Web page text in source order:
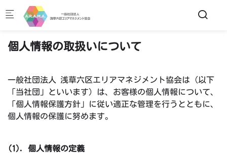
Skip to main content
個人情報の取扱いについて
一般社団法人 浅草六区エリアマネジメント協会は（以下
「当社団」といいます）は、お客様の個人情報について、
「個人情報保護方針」に従い適正な管理を行うとともに、
個人情報の保護に努めます。
(1). 個人情報の定義